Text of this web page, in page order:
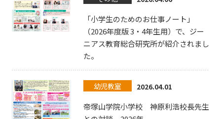
「小学生のためのお仕事ノート」
（2026年度版 3・4年生用）で、ジー
ニアス教育総合研究所が紹介されまし
た。
幼児教室 2026.04.01
帝塚山学院小学校 神原利浩校長先生